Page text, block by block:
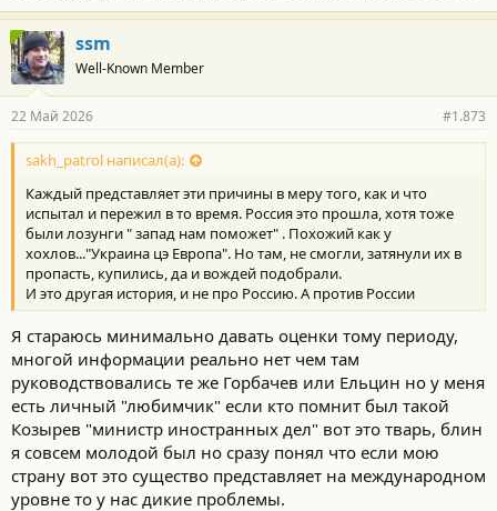
ssm
Well-Known Member
22 Май 2026 #1.873
sakh_patrol написал(а):
Каждый представляет эти причины в меру того, как и что
испытал и пережил в то время. Россия это прошла, хотя тоже
были лозунги " запад нам поможет" . Похожий как у
хохлов..."Украина цэ Европа". Но там, не смогли, затянули их в
пропасть, купились, да и вождей подобрали.
И это другая история, и не про Россию. А против России
Я стараюсь минимально давать оценки тому периоду,
многой информации реально нет чем там
руководствовались те же Горбачев или Ельцин но у меня
есть личный "любимчик" если кто помнит был такой
Козырев "министр иностранных дел" вот это тварь, блин
я совсем молодой был но сразу понял что если мою
страну вот это существо представляет на международном
уровне то у нас дикие проблемы.